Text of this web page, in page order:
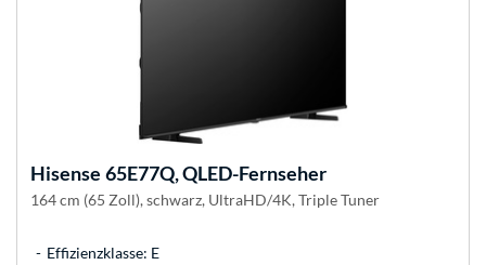
Hisense 65E77Q, QLED-Fernseher
164 cm (65 Zoll), schwarz, UltraHD/4K, Triple Tuner
Effizienzklasse: E